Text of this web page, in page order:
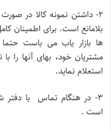
۲- داشتن نمونه کالا در
بلامانع است. برای اطمینان
ها بازار یاب می باست
مشتریان خود، بهای آنها را
استعلام نماید.
۳- در هنگام تماس با دفتر
است .